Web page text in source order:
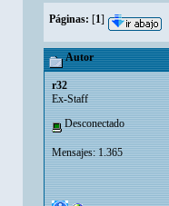
Páginas: [1]
Autor
r32
Ex-Staff
Desconectado
Mensajes: 1.365